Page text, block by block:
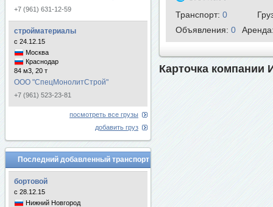
+7 (961) 631-12-59
стройматериалы
с 24.12.15
Москва
Краснодар
84 м3, 20 т
ООО "СпецМонолитСтрой"
+7 (961) 523-23-81
посмотреть все грузы
добавить груз
Последний добавленный транспорт
бортовой
с 28.12.15
Нижний Новгород
Транспорт: 0
Объявления: 0
Карточка